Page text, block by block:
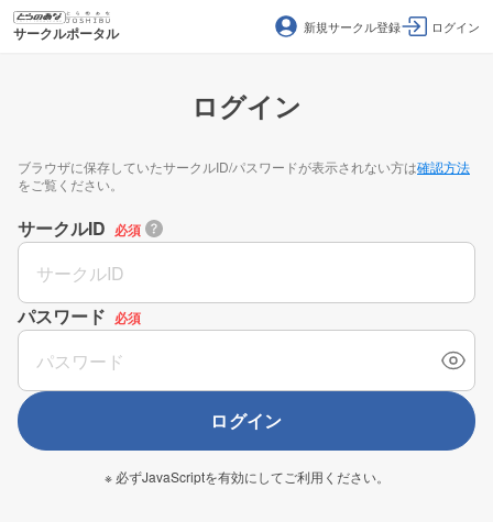
サークルポータル 新規サークル登録 ログイン
ログイン
ブラウザに保存していたサークルID/パスワードが表示されない方は確認方法
をご覧ください。
サークルID 必須
パスワード 必須
ログイン
※ 必ずJavaScriptを有効にしてご利用ください。